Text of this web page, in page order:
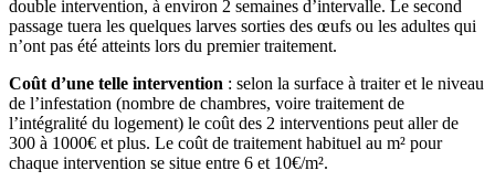
double intervention, à environ 2 semaines d’intervalle. Le second
passage tuera les quelques larves sorties des œufs ou les adultes qui
n’ont pas été atteints lors du premier traitement.
Coût d’une telle intervention : selon la surface à traiter et le niveau
de l’infestation (nombre de chambres, voire traitement de
l’intégralité du logement) le coût des 2 interventions peut aller de
300 à 1000€ et plus. Le coût de traitement habituel au m² pour
chaque intervention se situe entre 6 et 10€/m².